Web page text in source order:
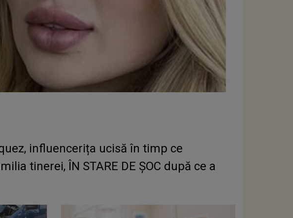
influencerița ucisă în timp ce
tinerei, ÎN STARE DE ȘOC după ce a